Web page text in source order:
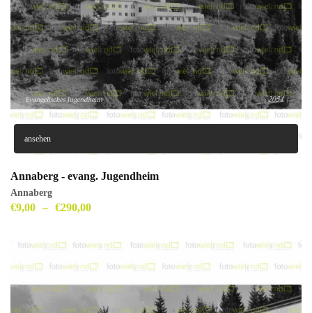
ansehen
Annaberg - evang. Jugendheim
Annaberg
€9,00 – €290,00